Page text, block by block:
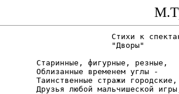
Старинные, фигурные, резные,
Облизанные временем углы -
Таинственные стражи городские,
Друзья любой мальчишеской